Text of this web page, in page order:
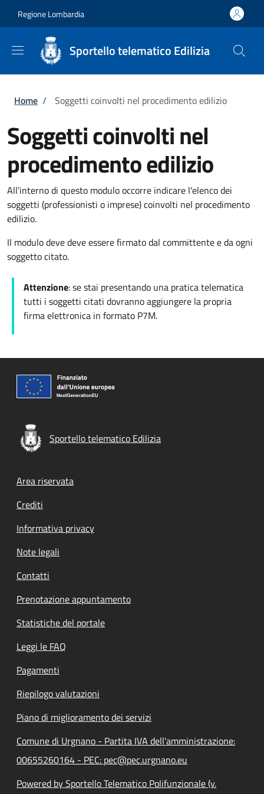
Regione Lombardia
Sportello telematico Edilizia
Briciole di pane
Home / Soggetti coinvolti nel procedimento edilizio
Soggetti coinvolti nel
procedimento edilizio
All'interno di questo modulo occorre indicare l'elenco dei
soggetti (professionisti o imprese) coinvolti nel procedimento
edilizio.
Il modulo deve deve essere firmato dal committente e da ogni
soggetto citato.
Attenzione: se stai presentando una pratica telematica
tutti i soggetti citati dovranno aggiungere la propria
firma elettronica in formato P7M.
Sportello telematico Edilizia
Footer menu
Area riservata
Crediti
Informativa privacy
Note legali
Contatti
Prenotazione appuntamento
Statistiche del portale
Leggi le FAQ
Pagamenti
Riepilogo valutazioni
Piano di miglioramento dei servizi
Comune di Urgnano - Partita IVA dell'amministrazione:
00655260164 - PEC: pec@pec.urgnano.eu
Powered by Sportello Telematico Polifunzionale (v.